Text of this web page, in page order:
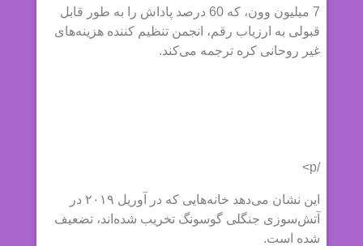
7 میلیون وون، که 60 درصد پاداش را به طور قابل
قبولی به ارزیاب رقم، انجمن تنظیم کننده هزینه‌های
غیر روحانی کره ترجمه می‌کند.
/p>
این نشان می‌دهد خانه‌هایی که در آوریل ۲۰۱۹ در
آتش‌سوزی جنگلی گوسونگ تخریب شده‌اند، تضعیف
شده است.